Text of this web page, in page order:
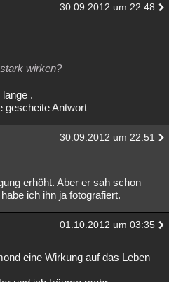
30.09.2012 um 22:48
wirken?
.
gescheite Antwort
30.09.2012 um 22:51
erhöht. Aber er sah schon
ich ihn ja fotografiert.
01.10.2012 um 03:35
eine Wirkung auf das Leben